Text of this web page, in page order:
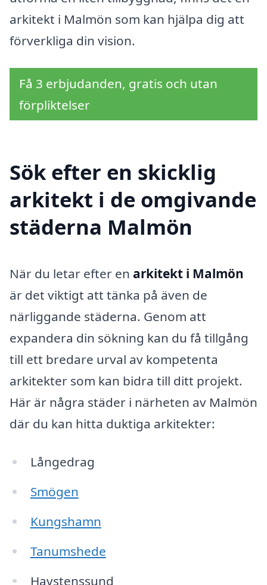
arkitekt i Malmön som kan hjälpa dig att
förverkliga din vision.
Få 3 erbjudanden, gratis och utan
förpliktelser
Sök efter en skicklig
arkitekt i de omgivande
städerna Malmön
När du letar efter en arkitekt i Malmön
är det viktigt att tänka på även de
närliggande städerna. Genom att
expandera din sökning kan du få tillgång
till ett bredare urval av kompetenta
arkitekter som kan bidra till ditt projekt.
Här är några städer i närheten av Malmön
där du kan hitta duktiga arkitekter:
Långedrag
Smögen
Kungshamn
Tanumshede
Havstenssund